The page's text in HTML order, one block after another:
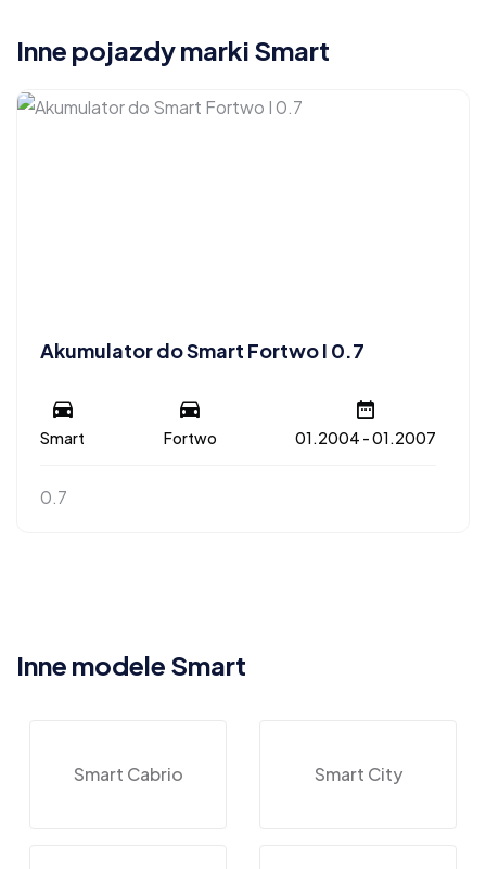
Inne pojazdy marki Smart
Akumulator do Smart Fortwo I 0.7
Smart Fortwo 01.2004 - 01.2007
0.7
Inne modele Smart
Smart Cabrio Smart City